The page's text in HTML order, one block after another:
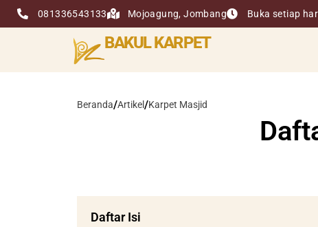
081336543133 Mojoagung, Jombang Buka setiap
BAKUL KARPET
Beranda/Artikel/Karpet Masjid
Daftar Isi